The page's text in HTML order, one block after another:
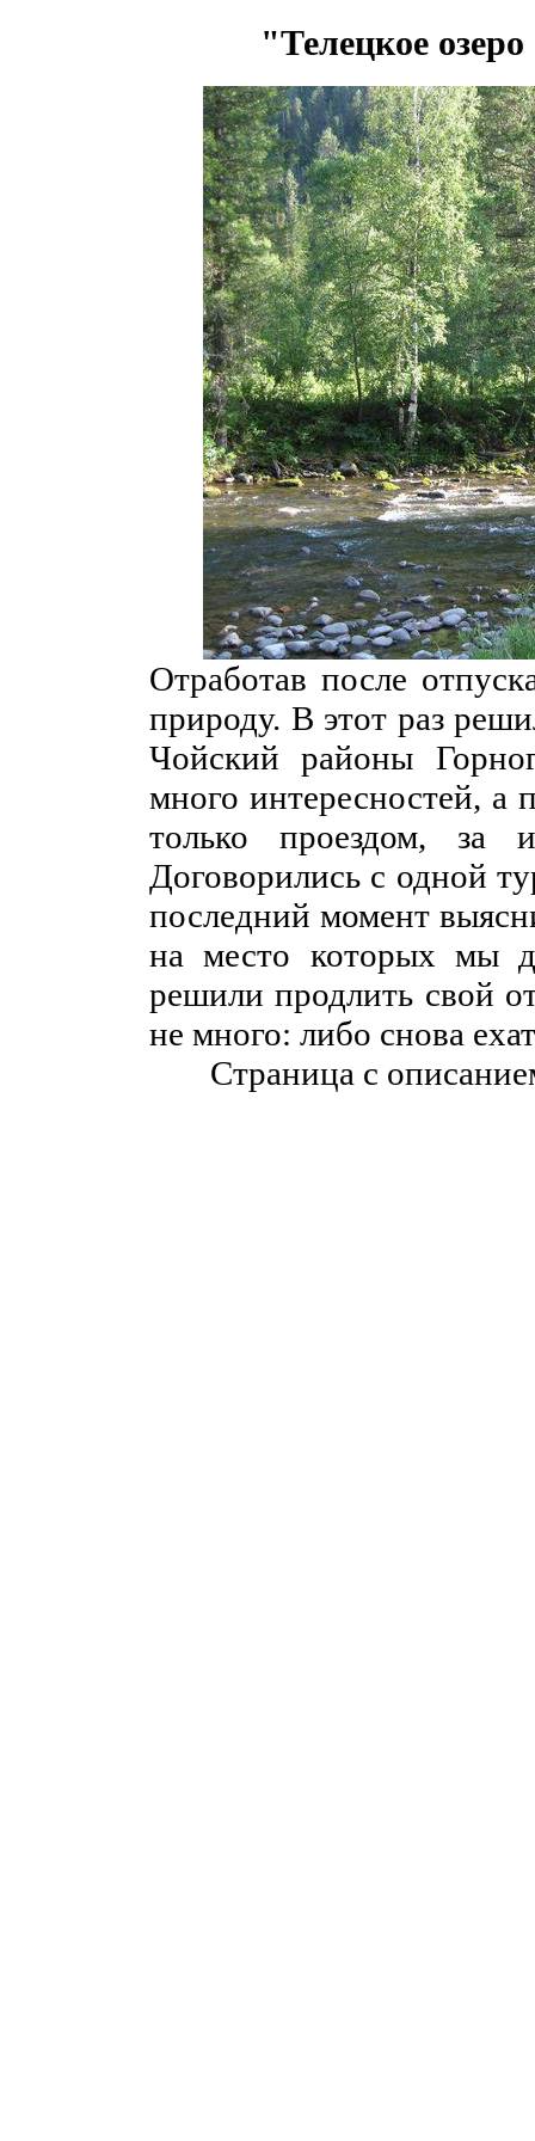
"Телецкое
Отработав после
природу. В этот раз
Чойский районы
много интересностей, а
только проездом, за
Договорились с одной
последний момент
на место которых мы
решили продлить свой
не много: либо снова
Страница с